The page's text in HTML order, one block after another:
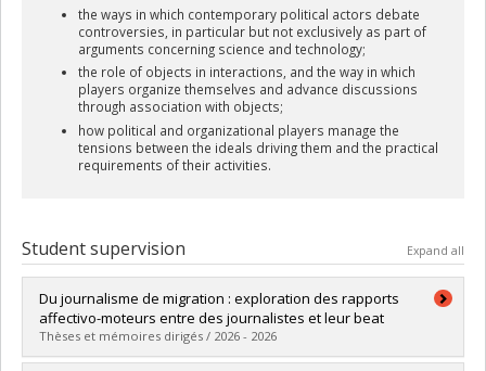
the ways in which contemporary political actors debate
controversies, in particular but not exclusively as part of
arguments concerning science and technology;
the role of objects in interactions, and the way in which
players organize themselves and advance discussions
through association with objects;
how political and organizational players manage the
tensions between the ideals driving them and the practical
requirements of their activities.
Student supervision Expand all
Du journalisme de migration : exploration des rapports
affectivo-moteurs entre des journalistes et leur beat
Thèses et mémoires dirigés / 2026 - 2026